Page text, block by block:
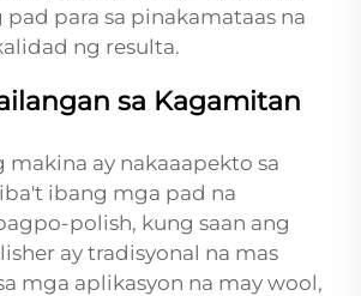
para sa pinakamataas na
ng resulta.
sa Kagamitan
ay nakaaapekto sa
ibang mga pad na
polish, kung saan ang
ay tradisyonal na mas
mga aplikasyon na may wool,